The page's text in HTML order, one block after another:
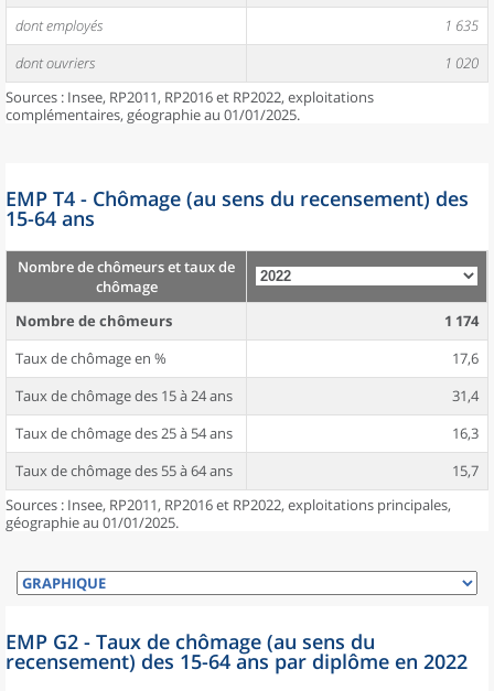
dont employés
1 635
dont ouvriers
1 020
Sources : Insee, RP2011, RP2016 et RP2022, exploitations
complémentaires, géographie au 01/01/2025.
EMP T4 - Chômage (au sens du recensement) des
15-64 ans
Nombre de chômeurs et taux de
chômage
Nombre de chômeurs
1 174
Taux de chômage en %
17,6
Taux de chômage des 15 à 24 ans
31,4
Taux de chômage des 25 à 54 ans
16,3
Taux de chômage des 55 à 64 ans
15,7
Sources : Insee, RP2011, RP2016 et RP2022, exploitations principales,
géographie au 01/01/2025.
EMP G2 - Taux de chômage (au sens du
recensement) des 15-64 ans par diplôme en 2022